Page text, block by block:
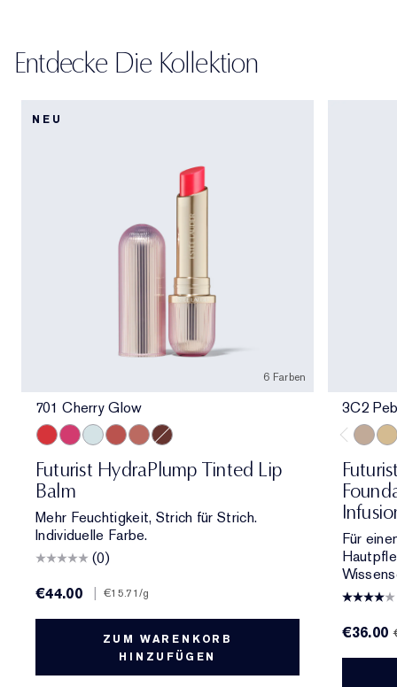
Entdecke Die Kollektion
NEU
6 Farben
701 Cherry Glow
Futurist HydraPlump Tinted Lip
Balm
Mehr Feuchtigkeit, Strich für Strich.
Individuelle Farbe.
(0)
€44.00
| €15.71/g
ZUM WARENKORB
HINZUFÜGEN
3C2
Für
€36.00